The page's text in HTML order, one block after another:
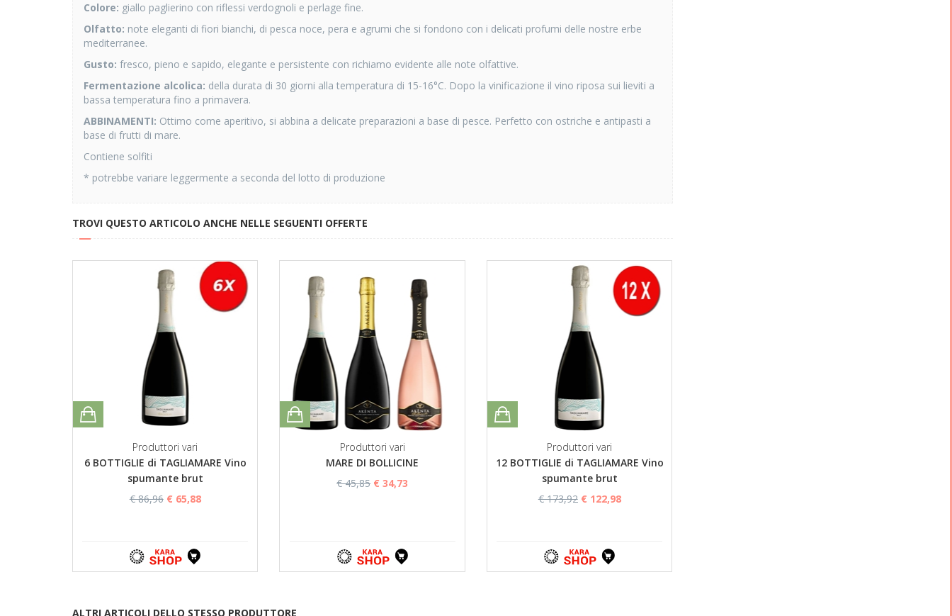
Colore: giallo paglierino con riflessi verdognoli e perlage fine.
Olfatto: note eleganti di fiori bianchi, di pesca noce, pera e agrumi che si fondono con i delicati profumi delle nostre erbe
mediterranee.
Gusto: fresco, pieno e sapido, elegante e persistente con richiamo evidente alle note olfattive.
Fermentazione alcolica: della durata di 30 giorni alla temperatura di 15-16°C. Dopo la vinificazione il vino riposa sui lieviti a
bassa temperatura fino a primavera.
ABBINAMENTI: Ottimo come aperitivo, si abbina a delicate preparazioni a base di pesce. Perfetto con ostriche e antipasti a
base di frutti di mare.
Contiene solfiti
* potrebbe variare leggermente a seconda del lotto di produzione
TROVI QUESTO ARTICOLO ANCHE NELLE SEGUENTI OFFERTE
Produttori vari
6 BOTTIGLIE di TAGLIAMARE Vino
spumante brut
€ 86,96 € 65,88
Produttori vari
MARE DI BOLLICINE
€ 45,85 € 34,73
Produttori vari
12 BOTTIGLIE di TAGLIAMARE Vino
spumante brut
€ 173,92 € 122,98
ALTRI ARTICOLI DELLO STESSO PRODUTTORE